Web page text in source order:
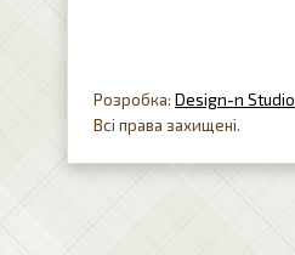
Розробка:Design-n Studio
Всі права захищені.